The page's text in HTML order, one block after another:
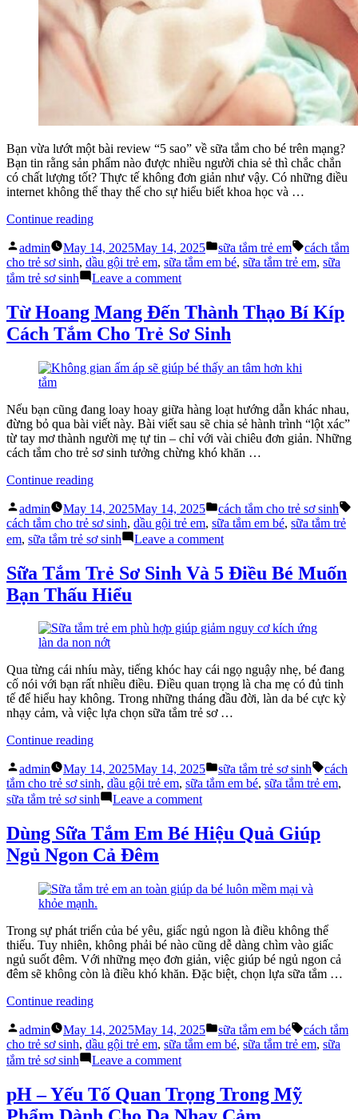
Bạn vừa lướt một bài review “5 sao” về sữa tắm cho bé trên mạng?
Bạn tin rằng sản phẩm nào được nhiều người chia sẻ thì chắc chắn
có chất lượng tốt? Thực tế không đơn giản như vậy. Có những điều
internet không thể thay thế cho sự hiểu biết khoa học và …
Continue reading“Sữa
Trẻ
Em
Tốt
Nằm
Ở
Lượt
Review”
Posted
by
admin May 14, 2025May 14, 2025
Posted
in
sữa tắm trẻ em Tags:
cách tắm
cho trẻ sơ sinh, dầu gội trẻ em, sữa tắm em bé, sữa tắm trẻ em, sữa
tắm trẻ sơ sinh
Leave a commenton
Tắm
Trẻ
Em
Tốt
Không
Nằm
Lượt
Review
Từ Hoang Mang Đến Thành Thạo Bí Kíp
Cách Tắm Cho Trẻ Sơ Sinh
Nếu bạn cũng đang loay hoay giữa hàng loạt hướng dẫn khác nhau,
đừng bỏ qua bài viết này. Bài viết sau sẽ chia sẻ hành trình “lột xác”
từ tay mơ thành người mẹ tự tin – chỉ với vài chiêu đơn giản. Những
cách tắm cho trẻ sơ sinh tưởng chừng khó khăn …
Continue reading“Từ
Mang
Đến
Thành
Bí
Kíp
Cách
Tắm
Cho
Trẻ
Sơ
Sinh”
Posted
by
admin May 14, 2025May 14, 2025
Posted
in
cách tắm cho trẻ sơ sinh
cách tắm cho trẻ sơ sinh, dầu gội trẻ em, sữa tắm em bé, sữa tắm trẻ
em, sữa tắm trẻ sơ sinh Leave a commenton
Hoang
Mang
Thạo
Bí
Cách
Tắm
Cho
Sữa Tắm Trẻ Sơ Sinh Và 5 Điều Bé Muốn
Bạn Thấu Hiểu
Qua từng cái nhíu mày, tiếng khóc hay cái ngọ nguậy nhẹ, bé đang
cố nói với bạn rất nhiều điều. Điều quan trọng là cha mẹ có đủ tinh
tế để hiểu hay không. Trong những tháng đầu đời, làn da bé cực kỳ
nhạy cảm, và việc lựa chọn sữa tắm trẻ sơ …
Continue reading“Sữa
Trẻ
Sơ
Sinh
5
Điều
Bé
Muốn
Bạn
Thấu
Hiểu”
Posted
by
admin May 14, 2025May 14, 2025
Posted
in
sữa tắm trẻ sơ sinh Tags:
cách
tắm cho trẻ sơ sinh, dầu gội trẻ em, sữa tắm em bé, sữa tắm trẻ em,
sữa tắm trẻ sơ sinh
Leave a commenton
Tắm
Trẻ
Và
5
Bé
Muốn
Bạn
Thấu
Hiểu
Dùng Sữa Tắm Em Bé Hiệu Quả Giúp
Ngủ Ngon Cả Đêm
Trong sự phát triển của bé yêu, giấc ngủ ngon là điều không thể
thiếu. Tuy nhiên, không phải bé nào cũng dễ dàng chìm vào giấc
ngủ suốt đêm. Với những mẹo đơn giản, việc giúp bé ngủ ngon cả
đêm sẽ không còn là điều khó khăn. Đặc biệt, chọn lựa sữa tắm …
Continue reading“Dùng
Tắm
Em
Bé
Quả
Giúp
Ngủ
Posted
by
admin May 14, 2025May 14, 2025
Posted
in
sữa tắm em bé Tags:
cách tắm
cho trẻ sơ sinh, dầu gội trẻ em, sữa tắm em bé, sữa tắm trẻ em, sữa
tắm trẻ sơ sinh
Leave a commenton
Tắm
Em
pH – Yếu Tố Quan Trọng Trong Mỹ